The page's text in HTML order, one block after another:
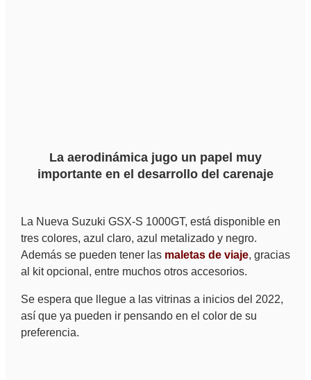
La aerodinámica jugo un papel muy
importante en el desarrollo del carenaje
La Nueva Suzuki GSX-S 1000GT, está disponible en
tres colores, azul claro, azul metalizado y negro.
Además se pueden tener las maletas de viaje, gracias
al kit opcional, entre muchos otros accesorios.
Se espera que llegue a las vitrinas a inicios del 2022,
así que ya pueden ir pensando en el color de su
preferencia.